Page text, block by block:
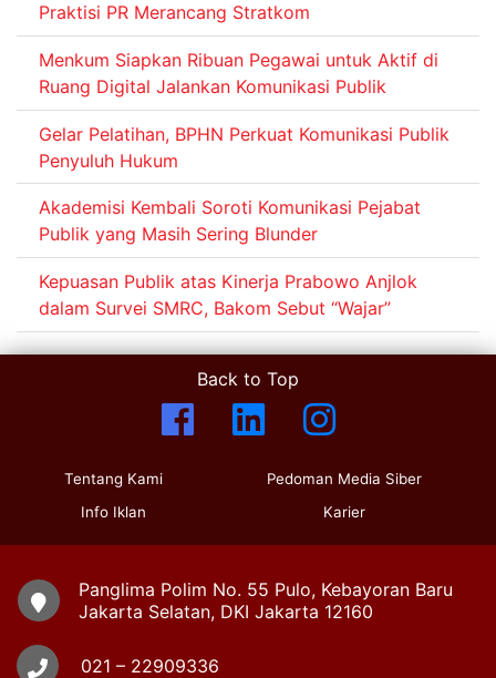
Praktisi PR Merancang Stratkom
Menkum Siapkan Ribuan Pegawai untuk Aktif di
Ruang Digital Jalankan Komunikasi Publik
Gelar Pelatihan, BPHN Perkuat Komunikasi Publik
Penyuluh Hukum
Akademisi Kembali Soroti Komunikasi Pejabat
Publik yang Masih Sering Blunder
Kepuasan Publik atas Kinerja Prabowo Anjlok
dalam Survei SMRC, Bakom Sebut “Wajar”
Back to Top
Tentang Kami
Info Iklan
Pedoman Media Siber
Karier
Panglima Polim No. 55 Pulo, Kebayoran Baru
Jakarta Selatan, DKI Jakarta 12160
021 – 22909336